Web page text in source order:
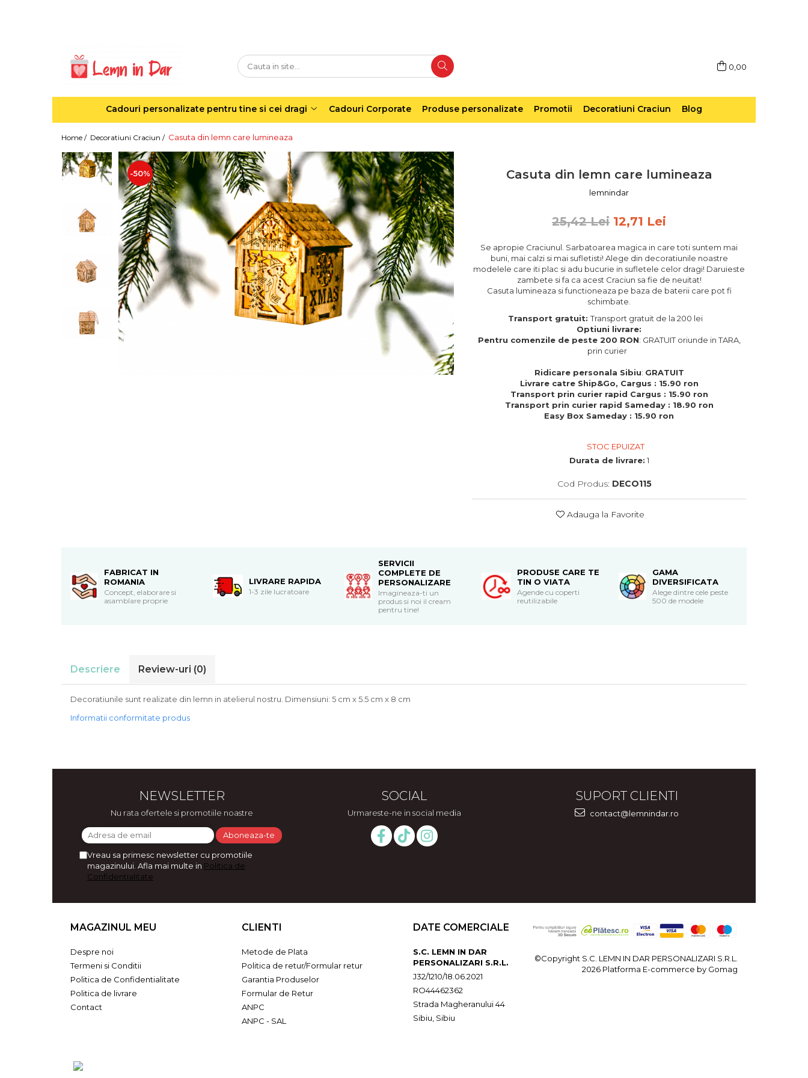
Agende din lemn
Decoratiuni cu lumina
Decoratiuni pentru cei dragi
Decoratiuni cu peisaje de iarna
Sosete de Craciun
Magneti de Craciun
Cercei din lemn
Diplome si Plachete
nunti si botezuri
Cadouri pentru EA
Cadouri pentru iubit
Cadouri pentru iubita
Cadouri personalizate pentru nasi
0,00
Cadouri personalizate pentru tine si cei dragi Cadouri Corporate Produse personalizate Promotii Decoratiuni Craciun Blog
Home / Decoratiuni Craciun / Casuta din lemn care lumineaza
Casuta din lemn care lumineaza
lemnindar
-50%
25,42 Lei 12,71 Lei
Se apropie Craciunul. Sarbatoarea magica in care toti suntem mai
buni, mai calzi si mai sufletisti! Alege din decoratiunile noastre
modelele care iti plac si adu bucurie in sufletele celor dragi! Daruieste
zambete si fa ca acest Craciun sa fie de neuitat!
Casuta lumineaza si functioneaza pe baza de baterii care pot fi
schimbate.
Transport gratuit:Transport gratuit de la 200 lei
Optiuni livrare:
Pentru comenzile de peste 200 RON: GRATUIT oriunde in TARA,
prin curier
Ridicare personala Sibiu: GRATUIT
Livrare catre Ship&Go, Cargus : 15.90 ron
Transport prin curier rapid Cargus : 15.90 ron
Transport prin curier rapid Sameday : 18.90 ron
Easy Box Sameday : 15.90 ron
STOC EPUIZAT
Durata de livrare: 1
Cod Produs: DECO115
Adauga la Favorite
FABRICAT IN
ROMANIA
Concept, elaborare si
asamblare proprie
LIVRARE RAPIDA
1-3 zile lucratoare
SERVICII
COMPLETE DE
PERSONALIZARE
Imagineaza-ti un
produs si noi il cream
pentru tine!
PRODUSE CARE TE
TIN O VIATA
Agende cu coperti
reutilizabile
GAMA
DIVERSIFICATA
Alege dintre cele peste
500 de modele
Descriere Review-uri (0)
Decoratiunile sunt realizate din lemn in atelierul nostru. Dimensiuni: 5 cm x 5.5 cm x 8 cm
Informatii conformitate produs
NEWSLETTER
Nu rata ofertele si promotiile noastre
Vreau sa primesc newsletter cu promotiile
magazinului. Afla mai multe in Politica de
Confidentialitate
SOCIAL
Urmareste-ne in social media
SUPORT CLIENTI
contact@lemnindar.ro
MAGAZINUL MEU
Despre noi
Termeni si Conditii
Politica de Confidentialitate
Politica de livrare
Contact
CLIENTI
Metode de Plata
Politica de retur/Formular retur
Garantia Produselor
Formular de Retur
ANPC
ANPC - SAL
DATE COMERCIALE
S.C. LEMN IN DAR
PERSONALIZARI S.R.L.
J32/1210/18.06.2021
RO44462362
Strada Magheranului 44
Sibiu, Sibiu
©Copyright S.C. LEMN IN DAR PERSONALIZARI S.R.L.
2026 Platforma E-commerce by Gomag